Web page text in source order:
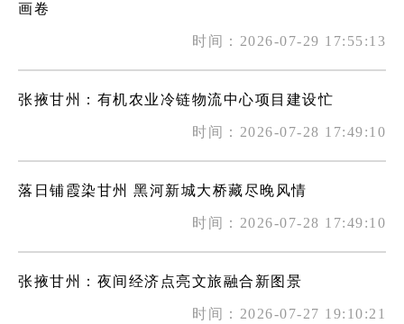
画卷
时间：2026-07-29 17:55:13
张掖甘州：有机农业冷链物流中心项目建设忙
时间：2026-07-28 17:49:10
落日铺霞染甘州 黑河新城大桥藏尽晚风情
时间：2026-07-28 17:49:10
张掖甘州：夜间经济点亮文旅融合新图景
时间：2026-07-27 19:10:21